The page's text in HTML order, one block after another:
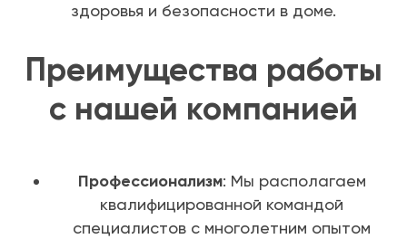
здоровья и безопасности в доме.
Преимущества работы
с нашей компанией
Профессионализм: Мы располагаем
квалифицированной командой
специалистов с многолетним опытом